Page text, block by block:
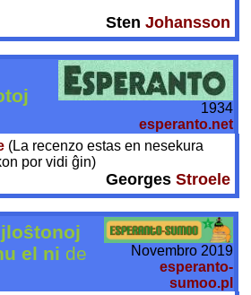
Sten Johansson
1934
esperanto.net
(La recenzo estas en nesekura
por vidi ĝin)
Georges Stroele
el ni de
Novembro 2019
esperanto-
sumoo.pl